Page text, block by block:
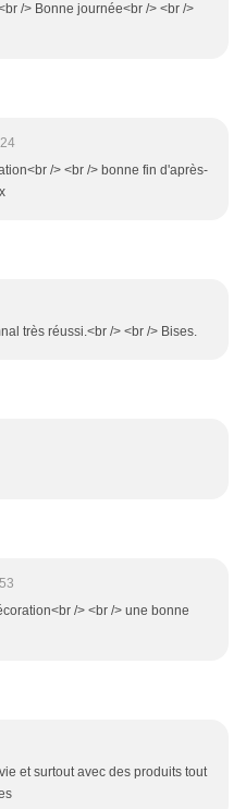
/> Bonne journée<br /> <br />
/> <br /> bonne fin d'après-
très réussi.<br /> <br /> Bises.
/> <br /> une bonne
et surtout avec des produits tout